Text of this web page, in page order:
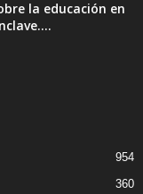
la educación en
954
360